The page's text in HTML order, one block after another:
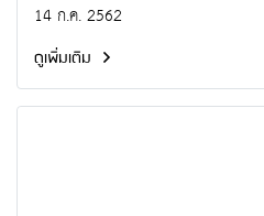
14 ก.ค. 2562
ดูเพิ่มเติม